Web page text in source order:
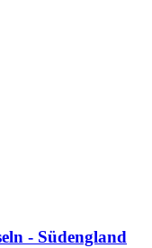
- Südengland